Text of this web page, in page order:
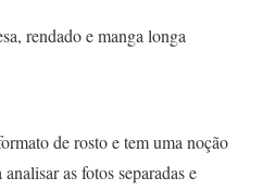
rendado e manga longa
de rosto e tem uma noção
as fotos separadas e